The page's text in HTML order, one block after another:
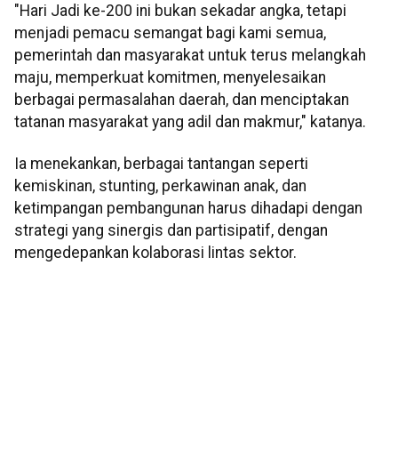
"Hari Jadi ke-200 ini bukan sekadar angka, tetapi
menjadi pemacu semangat bagi kami semua,
pemerintah dan masyarakat untuk terus melangkah
maju, memperkuat komitmen, menyelesaikan
berbagai permasalahan daerah, dan menciptakan
tatanan masyarakat yang adil dan makmur," katanya.
Ia menekankan, berbagai tantangan seperti
kemiskinan, stunting, perkawinan anak, dan
ketimpangan pembangunan harus dihadapi dengan
strategi yang sinergis dan partisipatif, dengan
mengedepankan kolaborasi lintas sektor.